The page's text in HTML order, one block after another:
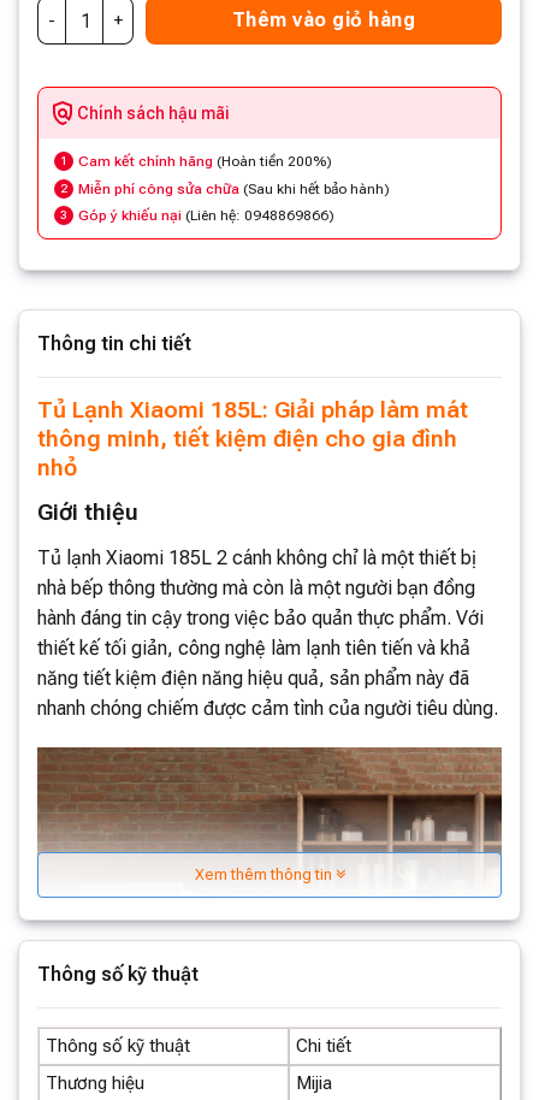
Thêm vào giỏ hàng
Chính sách hậu mãi
1 Cam kết chính hãng (Hoàn tiền 200%)
2 Miễn phí công sửa chữa (Sau khi hết bảo hành)
3 Góp ý khiếu nại (Liên hệ: 0948869866)
Thông tin chi tiết
Tủ Lạnh Xiaomi 185L: Giải pháp làm mát
thông minh, tiết kiệm điện cho gia đình
nhỏ
Giới thiệu
Tủ lạnh Xiaomi 185L 2 cánh không chỉ là một thiết bị
nhà bếp thông thường mà còn là một người bạn đồng
hành đáng tin cậy trong việc bảo quản thực phẩm. Với
thiết kế tối giản, công nghệ làm lạnh tiên tiến và khả
năng tiết kiệm điện năng hiệu quả, sản phẩm này đã
nhanh chóng chiếm được cảm tình của người tiêu dùng.
Xem thêm thông tin
Thông số kỹ thuật
Thông số kỹ thuật
Chi tiết
Thương hiệu
Mijia